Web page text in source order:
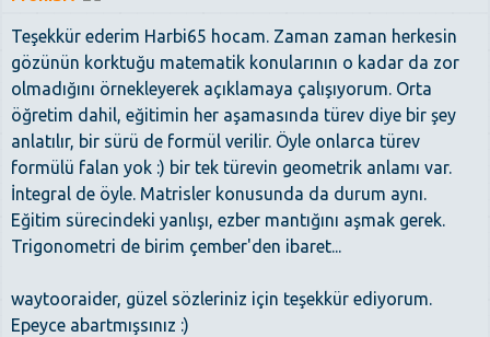
Teşekkür ederim Harbi65 hocam. Zaman zaman herkesin
gözünün korktuğu matematik konularının o kadar da zor
olmadığını örnekleyerek açıklamaya çalışıyorum. Orta
öğretim dahil, eğitimin her aşamasında türev diye bir şey
anlatılır, bir sürü de formül verilir. Öyle onlarca türev
formülü falan yok :) bir tek türevin geometrik anlamı var.
İntegral de öyle. Matrisler konusunda da durum aynı.
Eğitim sürecindeki yanlışı, ezber mantığını aşmak gerek.
Trigonometri de birim çember'den ibaret...
waytooraider, güzel sözleriniz için teşekkür ediyorum.
Epeyce abartmışsınız :)